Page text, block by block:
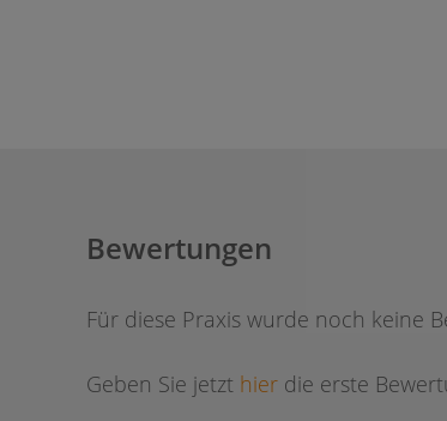
Bewertungen
Für diese Praxis wurde noch keine
Geben Sie jetzt hier die erste